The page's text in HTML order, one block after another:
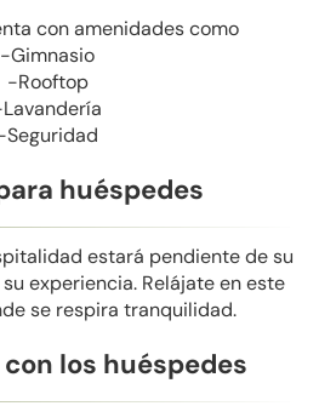
con amenidades como
-Gimnasio
-Rooftop
Seguridad
huéspedes
estará pendiente de su
experiencia. Relájate en este
se respira tranquilidad.
los huéspedes